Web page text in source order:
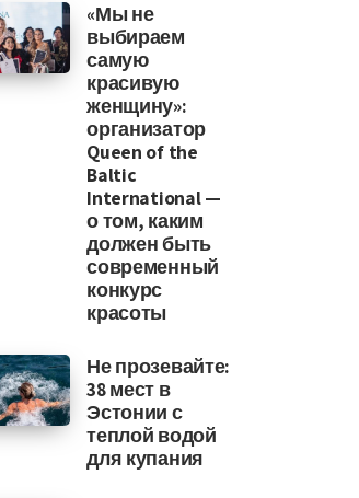
«Мы не
выбираем
самую
красивую
женщину»:
организатор
Queen of the
Baltic
International —
о том, каким
должен быть
современный
конкурс
красоты
Не прозевайте:
38 мест в
Эстонии с
теплой водой
для купания